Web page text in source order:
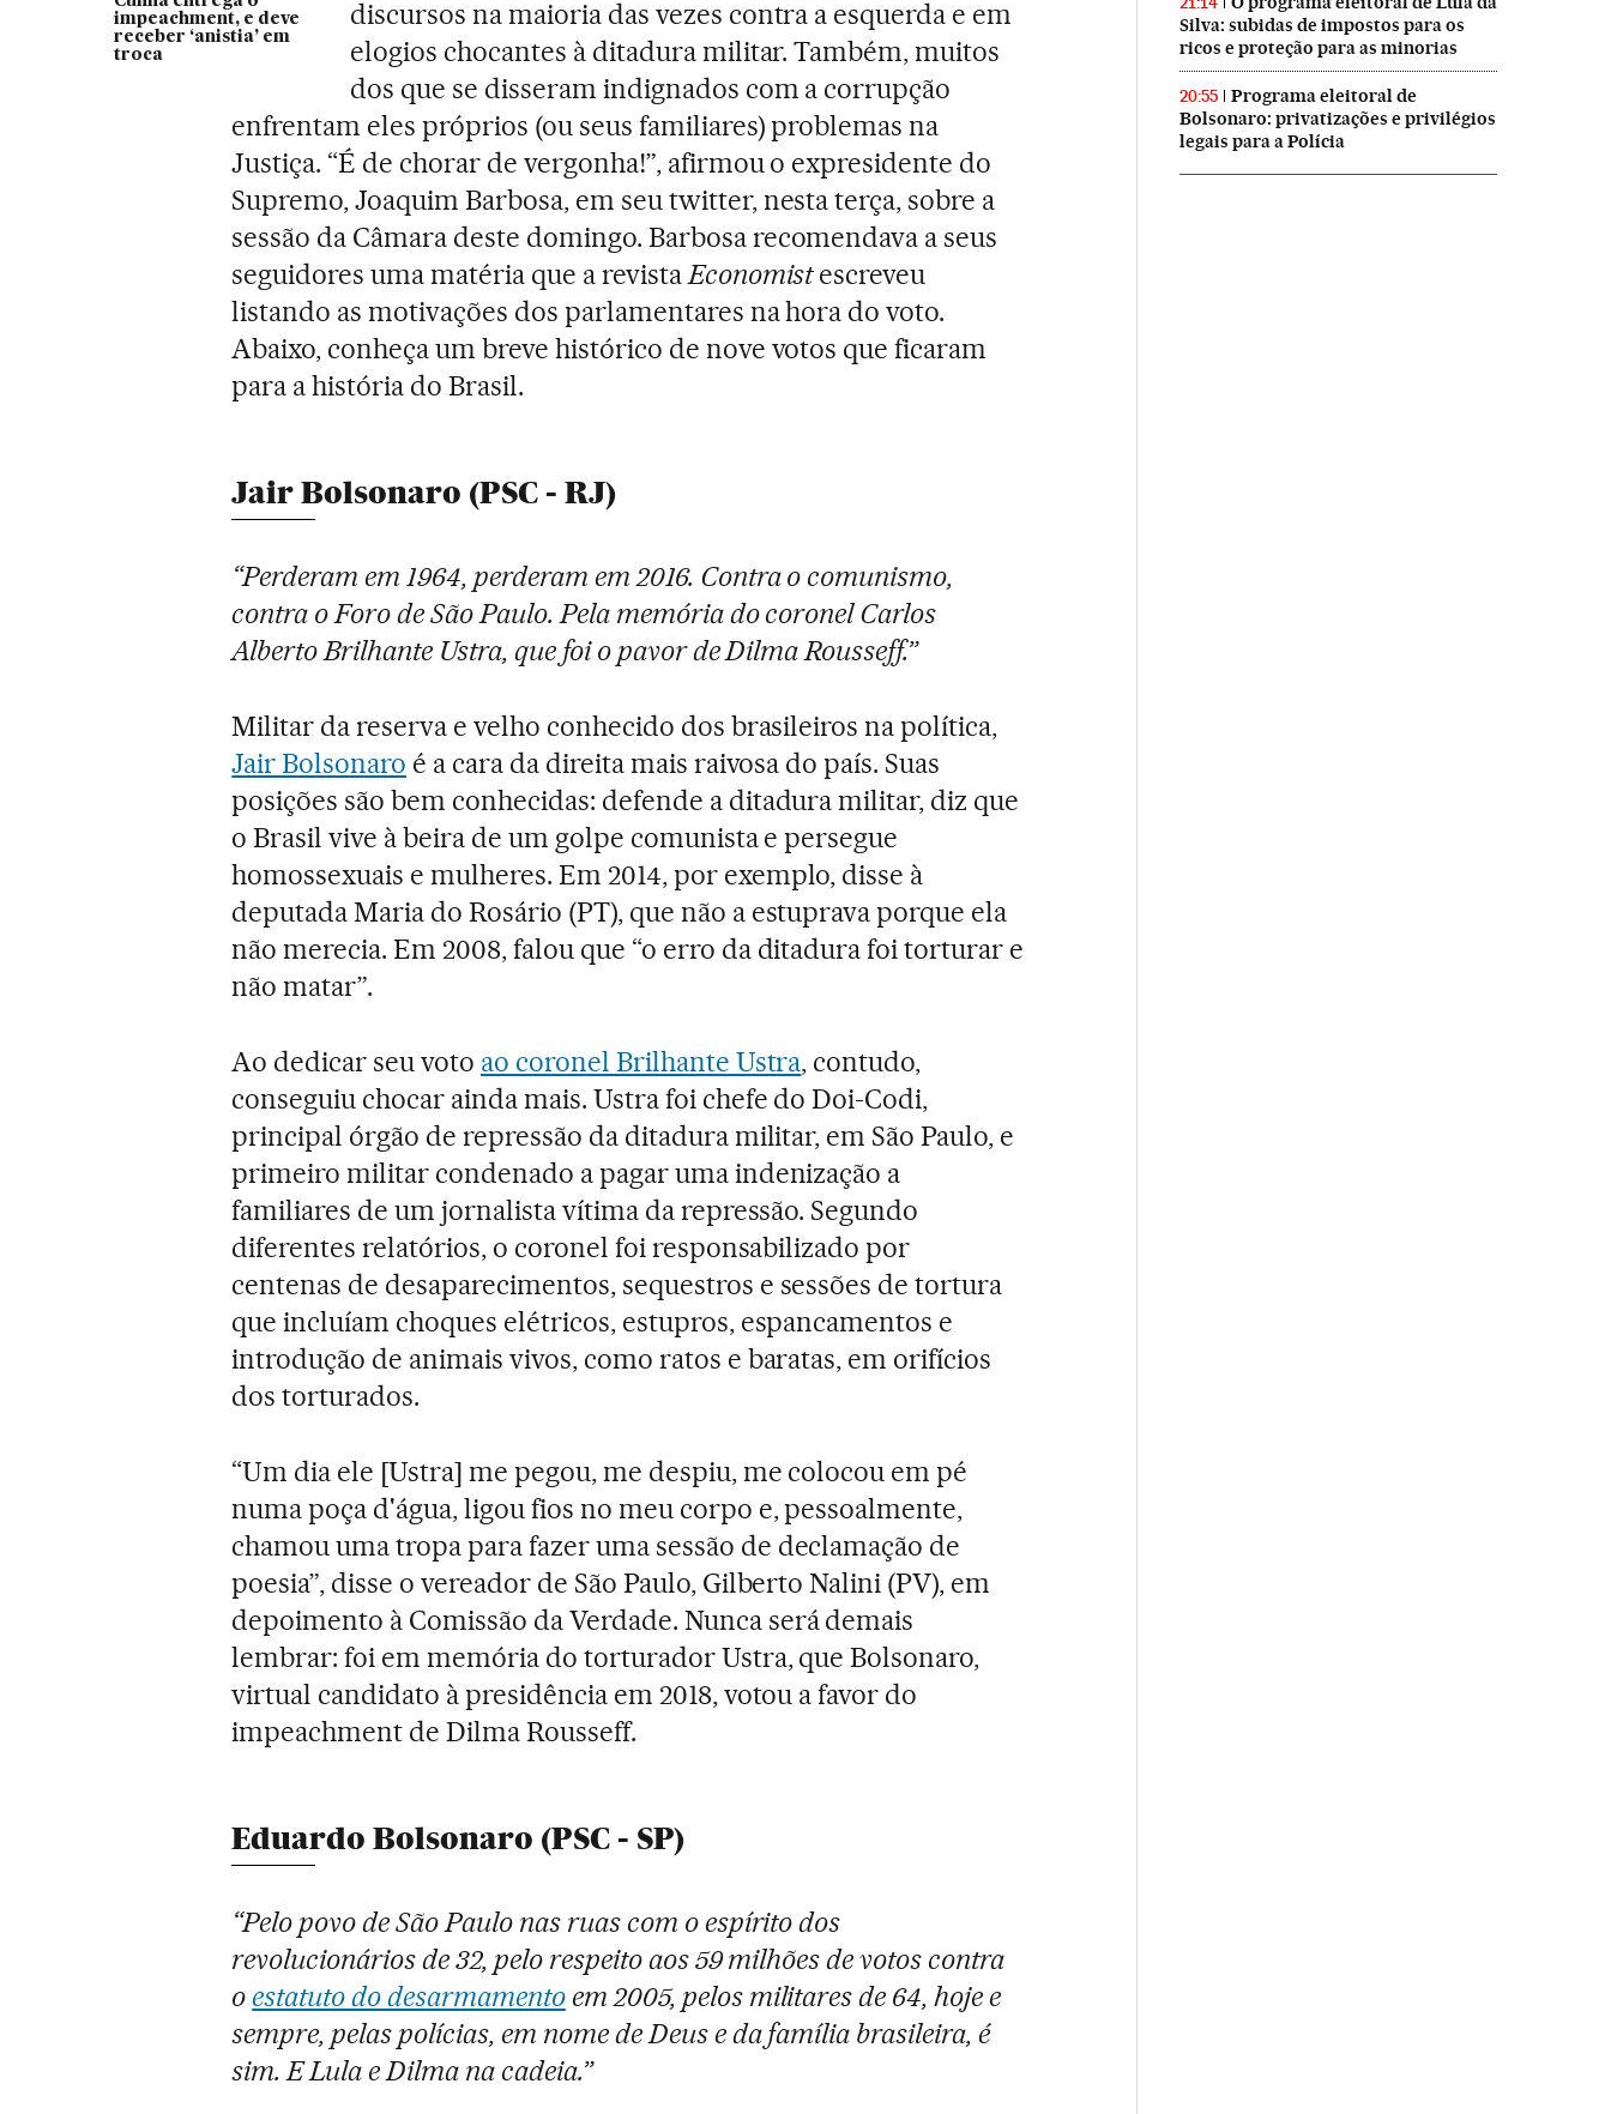
impeachment, e deve
receber ‘anistia’ em
troca
discursos na maioria das vezes contra a esquerda e em
elogios chocantes à ditadura militar. Também, muitos
dos que se disseram indignados com a corrupção
enfrentam eles próprios (ou seus familiares) problemas na
Justiça. “É de chorar de vergonha!”, afirmou o expresidente do
Supremo, Joaquim Barbosa, em seu twitter, nesta terça, sobre a
sessão da Câmara deste domingo. Barbosa recomendava a seus
seguidores uma matéria que a revistaEconomistescreveu
listando as motivações dos parlamentares na hora do voto.
Abaixo, conheça um breve histórico de nove votos que ficaram
para a história do Brasil.
Jair Bolsonaro (PSC - RJ)
“Perderam em 1964, perderam em 2016. Contra o comunismo,
contra o Foro de São Paulo. Pela memória do coronel Carlos
Alberto Brilhante Ustra, que foi o pavor de Dilma Rousseff.”
Militar da reserva e velho conhecido dos brasileiros na política,
Jair Bolsonaro é a cara da direita mais raivosa do país. Suas
posições são bem conhecidas: defende a ditadura militar, diz que
o Brasil vive à beira de um golpe comunista e persegue
homossexuais e mulheres. Em 2014, por exemplo, disse à
deputada Maria do Rosário (PT), que não a estuprava porque ela
não merecia. Em 2008, falou que “o erro da ditadura foi torturar e
não matar”.
Ao dedicar seu voto ao coronel Brilhante Ustra, contudo,
conseguiu chocar ainda mais. Ustra foi chefe do Doi-Codi,
principal órgão de repressão da ditadura militar, em São Paulo, e
primeiro militar condenado a pagar uma indenização a
familiares de um jornalista vítima da repressão. Segundo
diferentes relatórios, o coronel foi responsabilizado por
centenas de desaparecimentos, sequestros e sessões de tortura
que incluíam choques elétricos, estupros, espancamentos e
introdução de animais vivos, como ratos e baratas, em orifícios
dos torturados.
“Um dia ele [Ustra] me pegou, me despiu, me colocou em pé
numa poça d'água, ligou fios no meu corpo e, pessoalmente,
chamou uma tropa para fazer uma sessão de declamação de
poesia”, disse o vereador de São Paulo, Gilberto Nalini (PV), em
depoimento à Comissão da Verdade. Nunca será demais
lembrar: foi em memória do torturador Ustra, que Bolsonaro,
virtual candidato à presidência em 2018, votou a favor do
impeachment de Dilma Rousseff.
Eduardo Bolsonaro (PSC - SP)
“Pelo povo de São Paulo nas ruas com o espírito dos
revolucionários de 32, pelo respeito aos 59 milhões de votos contra
o estatuto do desarmamentoem 2005, pelos militares de 64, hoje e
sempre, pelas polícias, em nome de Deus e da família brasileira, é
sim. E Lula e Dilma na cadeia.”
Silva: subidas de impostos para os
ricos e proteção para as minorias
20:55
Programa eleitoral de
Bolsonaro: privatizações e privilégios
legais para a Polícia